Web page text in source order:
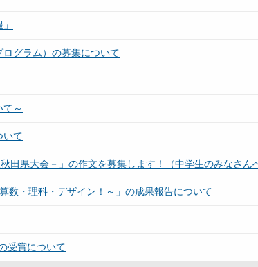
グラム）の募集について
～
いて
田県大会－」の作文を募集します！（中学生のみなさん
数・理科・デザイン！～」の成果報告について
受賞について